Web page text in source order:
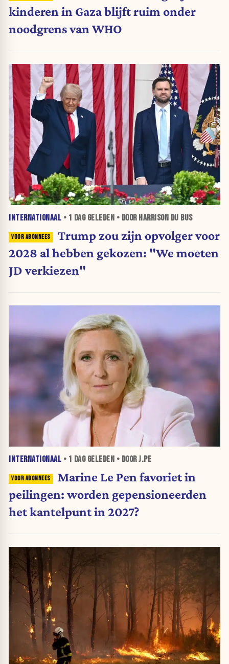
kinderen in Gaza blijft ruim onder
noodgrens van WHO
INTERNATIONAAL • 1 DAGGELEDEN • DOOR HARRISON DU BUS
Trump zou zijn opvolger voor
2028 al hebben gekozen: "We moeten
JD verkiezen"
INTERNATIONAAL • 1 DAGGELEDEN • DOOR J.PE
Marine Le Pen favoriet in
peilingen: worden gepensioneerden
het kantelpunt in 2027?